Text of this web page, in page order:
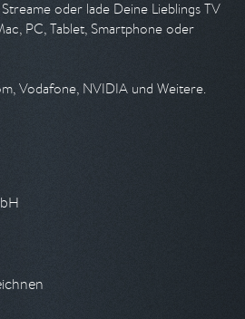
oder lade Deine Lieblings TV
PC, Tablet, Smartphone oder
Vodafone, NVIDIA und Weitere.